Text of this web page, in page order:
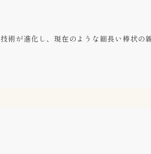
術が進化し、現在のような細長い棒状の